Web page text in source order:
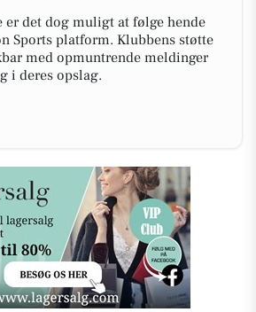
er det dog muligt at følge hende
Sports platform. Klubbens støtte
med opmuntrende meldinger
i deres opslag.